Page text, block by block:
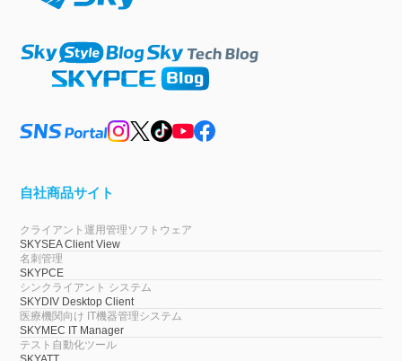
自社商品サイト
クライアント運用管理ソフトウェア
SKYSEA Client View
名刺管理
SKYPCE
シンクライアント システム
SKYDIV Desktop Client
医療機関向け IT機器管理システム
SKYMEC IT Manager
テスト自動化ツール